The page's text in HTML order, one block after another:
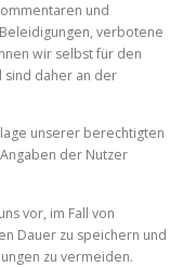
und
verbotene
wir selbst für den
daher an der
unserer berechtigten
der Nutzer
vor, im Fall von
Dauer zu speichern und
zu vermeiden.